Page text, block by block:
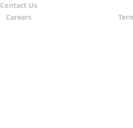
Contact Us
Careers